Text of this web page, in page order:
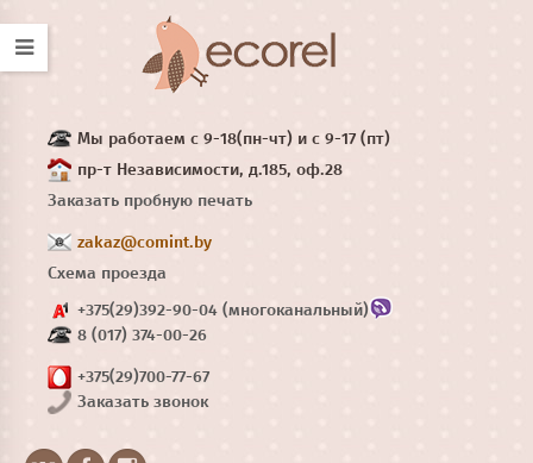
Мы работаем с 9-18(пн-чт) и с 9-17 (пт)
пр-т Независимости, д.185, оф.28
Заказать пробную печать
zakaz@comint.by
Схема проезда
+375(29)392-90-04 (многоканальный)
8 (017) 374-00-26
+375(29)700-77-67
Заказать звонок